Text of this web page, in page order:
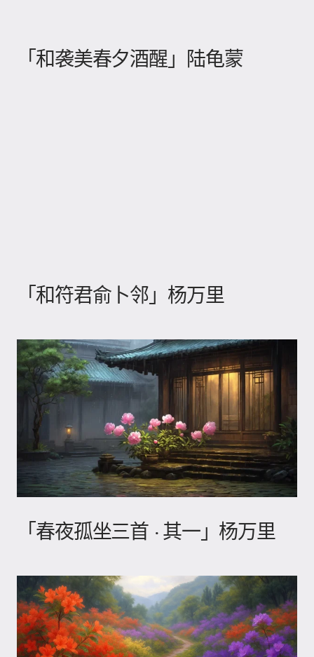
「和袭美春夕酒醒」陆龟蒙
「和符君俞卜邻」杨万里
「春夜孤坐三首 · 其一」杨万里